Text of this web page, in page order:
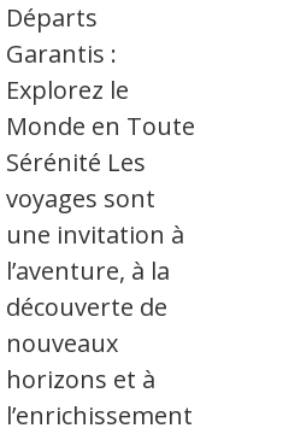
Départs
Garantis :
Explorez le
Monde en Toute
Sérénité Les
voyages sont
une invitation à
l’aventure, à la
découverte de
nouveaux
horizons et à
l’enrichissement